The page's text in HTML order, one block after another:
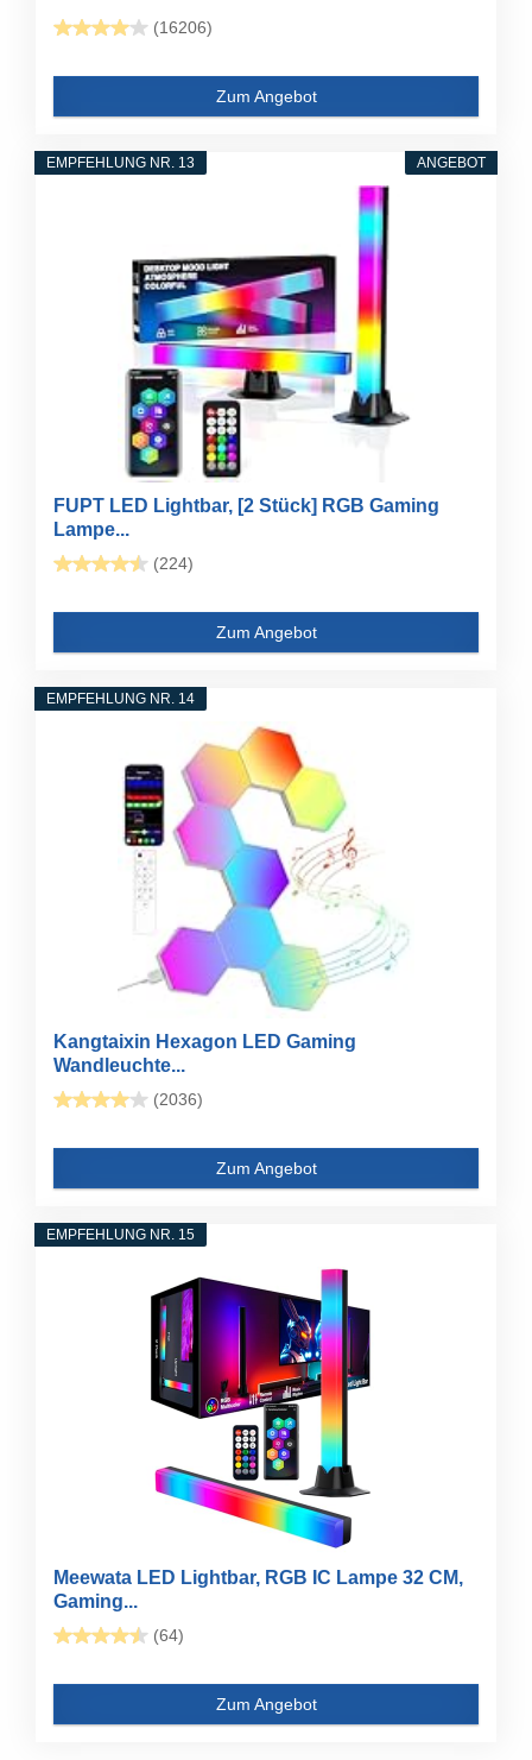
(16206)
Zum Angebot
ANGEBOT
EMPFEHLUNG NR. 13
FUPT LED Lightbar, [2 Stück] RGB Gaming
Lampe...
(224)
Zum Angebot
EMPFEHLUNG NR. 14
Kangtaixin Hexagon LED Gaming
Wandleuchte...
(2036)
Zum Angebot
EMPFEHLUNG NR. 15
Meewata LED Lightbar, RGB IC Lampe 32 CM,
Gaming...
(64)
Zum Angebot